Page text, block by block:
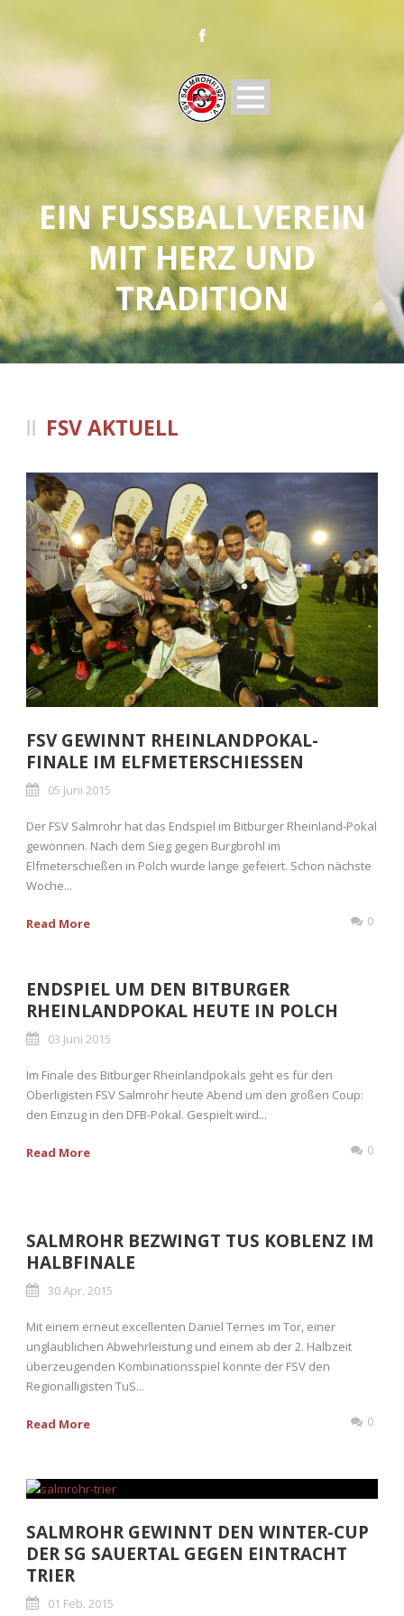
EIN FUSSBALLVEREIN M
IT HERZ UND T
RADITION
FSV AKTUELL
FSV GEWINNT RHEINLANDPOKAL-
FINALE IM ELFMETERSCHIESSEN
05 Juni 2015
Der FSV Salmrohr hat das Endspiel im Bitburger Rheinland-Pokal
gewonnen. Nach dem Sieg gegen Burgbrohl im
Elfmeterschießen in Polch wurde lange gefeiert. Schon nächste
Woche...
Read More 0
ENDSPIEL UM DEN BITBURGER
RHEINLANDPOKAL HEUTE IN POLCH
03 Juni 2015
Im Finale des Bitburger Rheinlandpokals geht es für den
Oberligisten FSV Salmrohr heute Abend um den großen Coup:
den Einzug in den DFB-Pokal. Gespielt wird...
Read More 0
SALMROHR BEZWINGT TUS KOBLENZ IM
HALBFINALE
30 Apr. 2015
Mit einem erneut excellenten Daniel Ternes im Tor, einer
unglaublichen Abwehrleistung und einem ab der 2. Halbzeit
überzeugenden Kombinationsspiel konnte der FSV den
Regionalligisten TuS...
Read More 0
SALMROHR GEWINNT DEN WINTER-CUP
DER SG SAUERTAL GEGEN EINTRACHT
TRIER
01 Feb. 2015